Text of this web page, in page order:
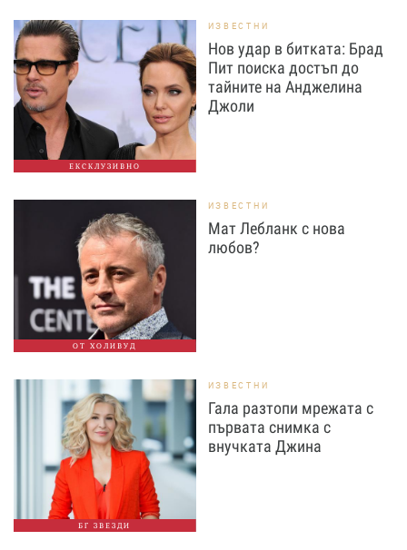
ЕКСКЛУЗИВНО
ИЗВЕСТНИ
Нов удар в битката: Брад
Пит поиска достъп до
тайните на Анджелина
Джоли
ОТ ХОЛИВУД
ИЗВЕСТНИ
Мат Лебланк с нова
любов?
БГ ЗВЕЗДИ
ИЗВЕСТНИ
Гала разтопи мрежата с
първата снимка с
внучката Джина